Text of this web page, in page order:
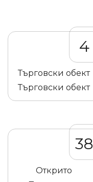
4
Търговски обект
Търговски обект
38
Открито